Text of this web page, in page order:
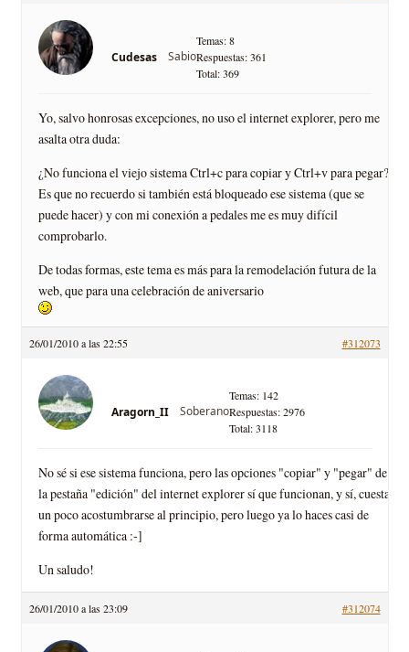
Cudesas Sabio
Temas: 8
Respuestas: 361
Total: 369
Yo, salvo honrosas excepciones, no uso el internet explorer, pero me
asalta otra duda:
¿No funciona el viejo sistema Ctrl+c para copiar y Ctrl+v para pegar?
Es que no recuerdo si también está bloqueado ese sistema (que se
puede hacer) y con mi conexión a pedales me es muy difícil
comprobarlo.
De todas formas, este tema es más para la remodelación futura de la
web, que para una celebración de aniversario
26/01/2010 a las 22:55 #312073
Aragorn_II Soberano
Temas: 142
Respuestas: 2976
Total: 3118
No sé si ese sistema funciona, pero las opciones "copiar" y "pegar" de
la pestaña "edición" del internet explorer sí que funcionan, y sí, cuesta
un poco acostumbrarse al principio, pero luego ya lo haces casi de
forma automática :-]
Un saludo!
26/01/2010 a las 23:09 #312074